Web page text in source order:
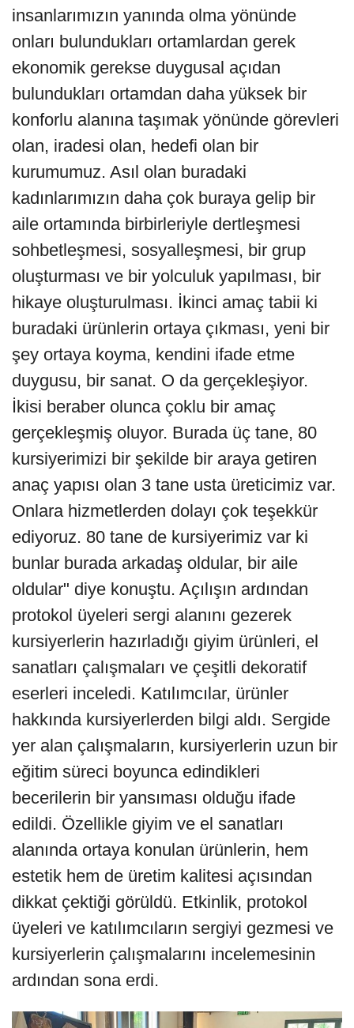
insanlarımızın yanında olma yönünde
onları bulundukları ortamlardan gerek
ekonomik gerekse duygusal açıdan
bulundukları ortamdan daha yüksek bir
konforlu alanına taşımak yönünde görevleri
olan, iradesi olan, hedefi olan bir
kurumumuz. Asıl olan buradaki
kadınlarımızın daha çok buraya gelip bir
aile ortamında birbirleriyle dertleşmesi
sohbetleşmesi, sosyalleşmesi, bir grup
oluşturması ve bir yolculuk yapılması, bir
hikaye oluşturulması. İkinci amaç tabii ki
buradaki ürünlerin ortaya çıkması, yeni bir
şey ortaya koyma, kendini ifade etme
duygusu, bir sanat. O da gerçekleşiyor.
İkisi beraber olunca çoklu bir amaç
gerçekleşmiş oluyor. Burada üç tane, 80
kursiyerimizi bir şekilde bir araya getiren
anaç yapısı olan 3 tane usta üreticimiz var.
Onlara hizmetlerden dolayı çok teşekkür
ediyoruz. 80 tane de kursiyerimiz var ki
bunlar burada arkadaş oldular, bir aile
oldular" diye konuştu. Açılışın ardından
protokol üyeleri sergi alanını gezerek
kursiyerlerin hazırladığı giyim ürünleri, el
sanatları çalışmaları ve çeşitli dekoratif
eserleri inceledi. Katılımcılar, ürünler
hakkında kursiyerlerden bilgi aldı. Sergide
yer alan çalışmaların, kursiyerlerin uzun bir
eğitim süreci boyunca edindikleri
becerilerin bir yansıması olduğu ifade
edildi. Özellikle giyim ve el sanatları
alanında ortaya konulan ürünlerin, hem
estetik hem de üretim kalitesi açısından
dikkat çektiği görüldü. Etkinlik, protokol
üyeleri ve katılımcıların sergiyi gezmesi ve
kursiyerlerin çalışmalarını incelemesinin
ardından sona erdi.